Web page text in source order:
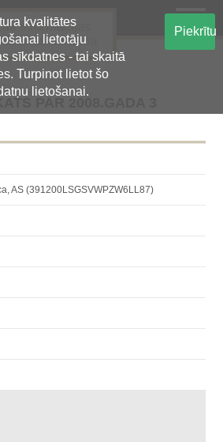
kvalitātes
lietotāju
sīkdatnes - tai skaitā
Turpinot lietot šo
lietošanai.
Piekrītu
informācijas
sistēma
PAR 2008.GADA 3
AS (391200LSGSVWPZW6LL87)